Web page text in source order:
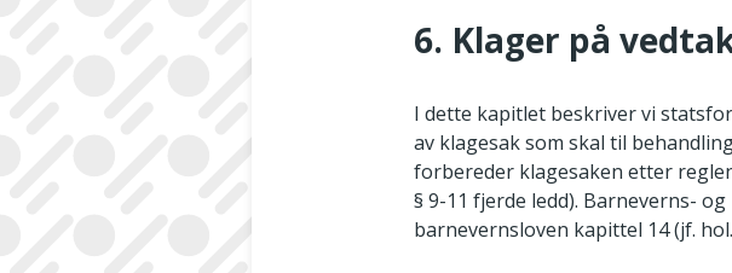
6. Klager på
I dette kapitlet beskriver vi
av klagesak som skal til
forbereder klagesaken etter
§ 9-11 fjerde ledd). Barneverns-
barnevernsloven kapittel 14 (jf.